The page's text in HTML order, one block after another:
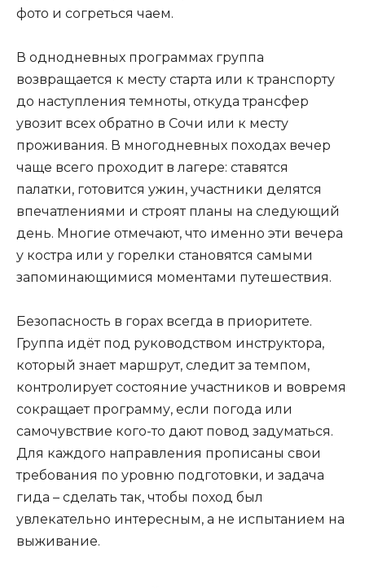
фото и согреться чаем.
В однодневных программах группа
возвращается к месту старта или к транспорту
до наступления темноты, откуда трансфер
увозит всех обратно в Сочи или к месту
проживания. В многодневных походах вечер
чаще всего проходит в лагере: ставятся
палатки, готовится ужин, участники делятся
впечатлениями и строят планы на следующий
день. Многие отмечают, что именно эти вечера
у костра или у горелки становятся самыми
запоминающимися моментами путешествия.
Безопасность в горах всегда в приоритете.
Группа идёт под руководством инструктора,
который знает маршрут, следит за темпом,
контролирует состояние участников и вовремя
сокращает программу, если погода или
самочувствие кого-то дают повод задуматься.
Для каждого направления прописаны свои
требования по уровню подготовки, и задача
гида – сделать так, чтобы поход был
увлекательно интересным, а не испытанием на
выживание.